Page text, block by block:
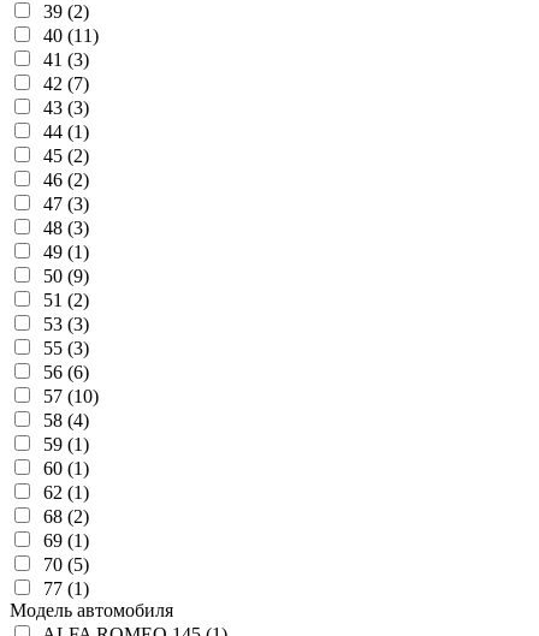
39 (2)
40 (11)
41 (3)
42 (7)
43 (3)
44 (1)
45 (2)
46 (2)
47 (3)
48 (3)
49 (1)
50 (9)
51 (2)
53 (3)
55 (3)
56 (6)
57 (10)
58 (4)
59 (1)
60 (1)
62 (1)
68 (2)
69 (1)
70 (5)
77 (1)
Модель автомобиля